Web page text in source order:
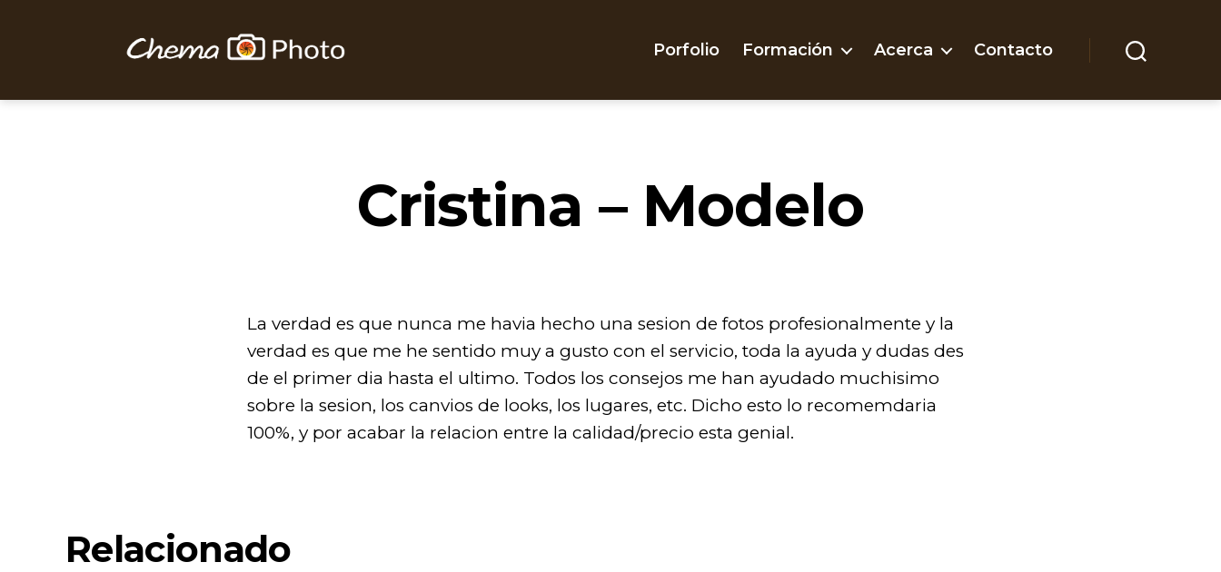
Chema
Porfolio Formación Acerca Contacto
Cristina – Modelo
La verdad es que nunca me havia hecho una sesion de fotos profesionalmente y la
verdad es que me he sentido muy a gusto con el servicio, toda la ayuda y dudas des
de el primer dia hasta el ultimo. Todos los consejos me han ayudado muchisimo
sobre la sesion, los canvios de looks, los lugares, etc. Dicho esto lo recomemdaria
100%, y por acabar la relacion entre la calidad/precio esta genial.
Relacionado